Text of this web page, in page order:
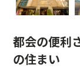
都会の便利
の住まい